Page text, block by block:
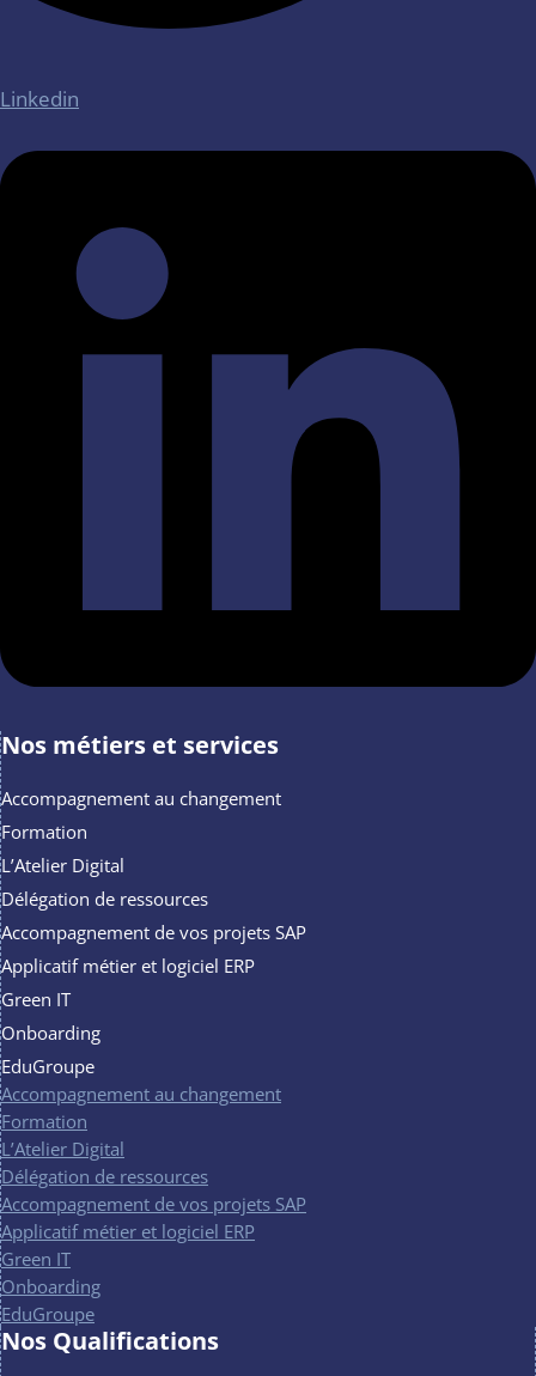
Linkedin
Nos métiers et services
Accompagnement au changement
Formation
L’Atelier Digital
Délégation de ressources
Accompagnement de vos projets SAP
Applicatif métier et logiciel ERP
Green IT
Onboarding
EduGroupe
Accompagnement au changement
Formation
L’Atelier Digital
Délégation de ressources
Accompagnement de vos projets SAP
Applicatif métier et logiciel ERP
Green IT
Onboarding
EduGroupe
Nos Qualifications